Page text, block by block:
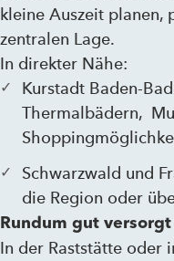
kleine Auszeit planen,
zentralen Lage.
In direkter Nähe:
Kurstadt Baden-
Thermalbädern,
Schwarzwald und
die Region oder
Rundum gut versorgt
In der Raststätte oder